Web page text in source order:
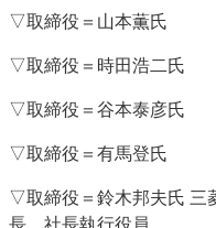
特集・デジタル印刷 アイデアで
JAPAN PACK 2023 特集
発刊案内
JFPI印刷用語
運営
▽取締役＝山本薫氏
▽取締役＝時田浩二氏
▽取締役＝谷本泰彦氏
▽取締役＝有馬登氏
▽取締役＝鈴木邦夫氏
長 社長執行役員